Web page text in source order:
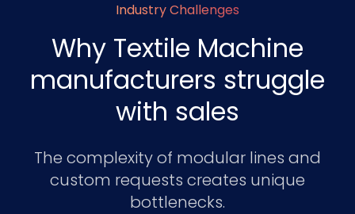
Industry Challenges
Why Textile Machine
manufacturers struggle
with sales
The complexity of modular lines and
custom requests creates unique
bottlenecks.